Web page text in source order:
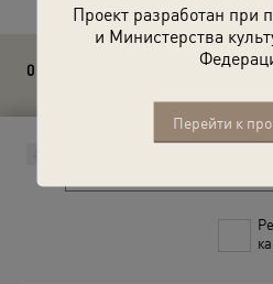
Проект разработан при
и Министерства
Перейти к
0 комментариев